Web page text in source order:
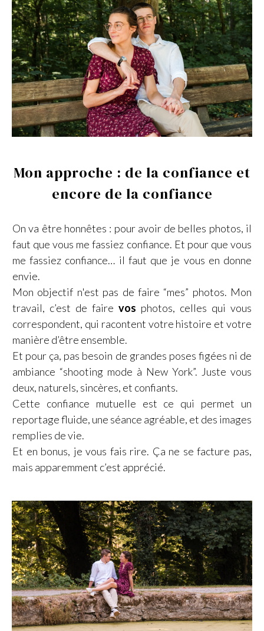
Mon approche : de la confiance et
encore de la confiance
On va être honnêtes : pour avoir de belles photos, il
faut que vous me fassiez confiance. Et pour que vous
me fassiez confiance… il faut que je vous en donne
envie.
Mon objectif n'est pas de faire “mes” photos. Mon
travail, c’est de faire vos photos, celles qui vous
correspondent, qui racontent votre histoire et votre
manière d’être ensemble.
Et pour ça, pas besoin de grandes poses figées ni de
ambiance “shooting mode à New York”. Juste vous
deux, naturels, sincères, et confiants.
Cette confiance mutuelle est ce qui permet un
reportage fluide, une séance agréable, et des images
remplies de vie.
Et en bonus, je vous fais rire. Ça ne se facture pas,
mais apparemment c’est apprécié.